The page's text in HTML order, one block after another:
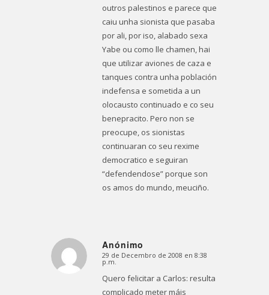
outros palestinos e parece que
caiu unha sionista que pasaba
por ali, por iso, alabado sexa
Yabe ou como lle chamen, hai
que utilizar aviones de caza e
tanques contra unha población
indefensa e sometida a un
olocausto continuado e co seu
benepracito. Pero non se
preocupe, os sionistas
continuaran co seu rexime
democratico e seguiran
“defendendose” porque son
os amos do mundo, meuciño.
Anónimo
Dice:
29 de Decembro de 2008 en 8:38
p.m.
Quero felicitar a Carlos: resulta
complicado meter máis